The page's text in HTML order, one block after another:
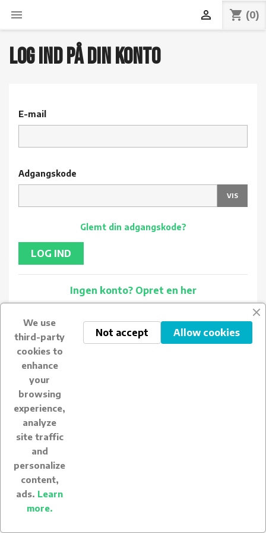
 shopping_cart (0)

Log ind på din konto
E-mail
Adgangskode
VIS
Glemt din adgangskode?
LOG IND
Ingen konto? Opret en her
BUONGUSTO.DK
HANDELSBETINGELSER
DIN KONTO
BUTIKSINFORMATION
We use
third-party
cookies to
enhance
your
browsing
experience,
analyze
site traffic
and
personalize
content,
ads. Learn
more.
Allow cookies
Not accept